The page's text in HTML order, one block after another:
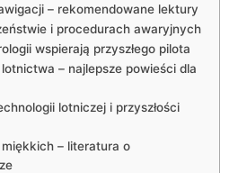
– rekomendowane lektury
i procedurach awaryjnych
wspierają przyszłego pilota
– najlepsze ‌powieści⁤ dla
lotniczej i przyszłości
⁣– literatura o